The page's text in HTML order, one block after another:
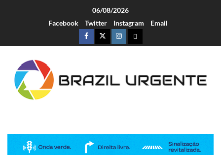
06/08/2026
Facebook
Twitter Instagram Email